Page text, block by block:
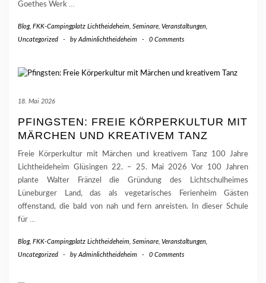
Goethes Werk …
Blog, FKK-Campingplatz Lichtheideheim Seminare, Veranstaltungen
Uncategorized
- byAdminlichtheideheim - 0 Comments
18. Mai 2026
PFINGSTEN: FREIE KÖRPERKULTUR MIT
MÄRCHEN UND KREATIVEM TANZ
Freie Körperkultur mit Märchen und kreativem Tanz 100 Jahre
Lichtheideheim Glüsingen 22. – 25. Mai 2026 Vor 100 Jahren
plante Walter Fränzel die Gründung des Lichtschulheimes
Lüneburger Land, das als vegetarisches Ferienheim Gästen
offenstand, die bald von nah und fern anreisten. In dieser Schule
für …
Blog, FKK-Campingplatz Lichtheideheim Seminare, Veranstaltungen
Uncategorized
- byAdminlichtheideheim - 0 Comments